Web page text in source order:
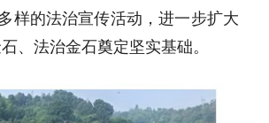
样的法治宣传活动，进一步扩大
、法治金石奠定坚实基础。